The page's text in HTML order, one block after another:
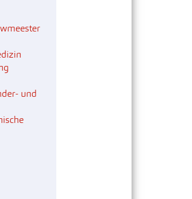
MVZ
und